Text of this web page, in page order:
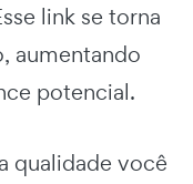
link se torna
aumentando
potencial.
qualidade você